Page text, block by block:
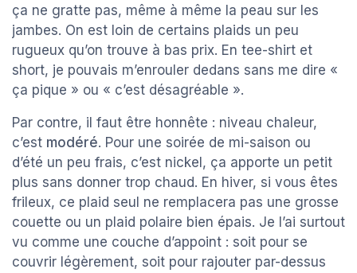
ça ne gratte pas, même à même la peau sur les
jambes. On est loin de certains plaids un peu
rugueux qu’on trouve à bas prix. En tee-shirt et
short, je pouvais m’enrouler dedans sans me dire «
ça pique » ou « c’est désagréable ».
Par contre, il faut être honnête : niveau chaleur,
c’est modéré. Pour une soirée de mi-saison ou
d’été un peu frais, c’est nickel, ça apporte un petit
plus sans donner trop chaud. En hiver, si vous êtes
frileux, ce plaid seul ne remplacera pas une grosse
couette ou un plaid polaire bien épais. Je l’ai surtout
vu comme une couche d’appoint : soit pour se
couvrir légèrement, soit pour rajouter par-dessus